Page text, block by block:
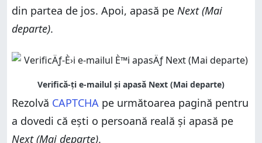
din partea de jos. Apoi, apasă pe Next (Mai
departe).
Rezolvă CAPTCHA pe următoarea pagină pentru
a dovedi că ești o persoană reală și apasă pe
Next (Mai departe).